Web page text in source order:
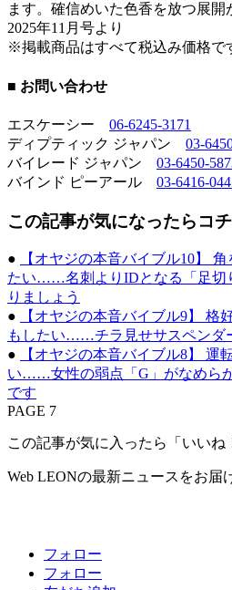
ます。確信めいた色香を放つ展開
2025年11月号より
※掲載商品はすべて税込み価格で
■ お問い合わせ
エスケーシー 06-6245-3171
ディプティック ジャパン 03-
バイレード ジャパン 03-6450-
バインド ピーアール 03-6416-
この記事が気になったらコ
●
【オヤジの本音バイブル10】
たい……名刺よりIDとなる「足切
りましょう
●
【オヤジの本音バイブル9】 格
もしたい……チラ見せサスペンダ
●
【オヤジの本音バイブル8】
い……女性の弱点「G」がなめら
です
PAGE 7
この記事が気に入ったら「いいね
Web LEONの最新ニュースをお届
フォロー
フォロー